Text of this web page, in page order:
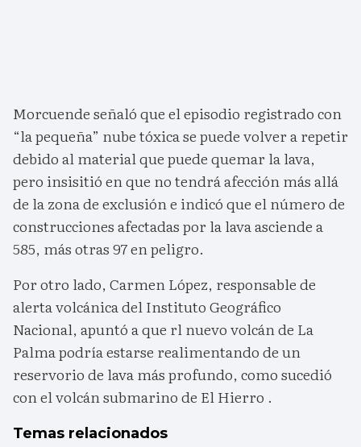
Morcuende señaló que el episodio registrado con
“la pequeña” nube tóxica se puede volver a repetir
debido al material que puede quemar la lava,
pero insisitió en que no tendrá afección más allá
de la zona de exclusión e indicó que el número de
construcciones afectadas por la lava asciende a
585, más otras 97 en peligro.
Por otro lado, Carmen López, responsable de
alerta volcánica del Instituto Geográfico
Nacional, apuntó a que rl nuevo volcán de La
Palma podría estarse realimentando de un
reservorio de lava más profundo, como sucedió
con el volcán submarino de El Hierro .
Temas relacionados